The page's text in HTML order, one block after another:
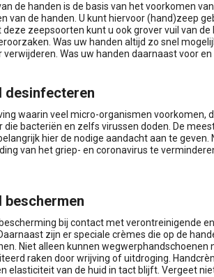
de handen is de basis van het voorkomen
van de handen. U kunt hiervoor (hand)zeep
zeepsoorten kunt u ook grover vuil van
Was uw handen altijd zo snel
Was uw handen daarnaast voor
desinfecteren
waarin veel micro-organismen voorkomen,
die bacteriën en zelfs virussen doden. De
hier de nodige aandacht aan te
van het griep- en coronavirus te
beschermen
bij contact met verontreinigende
zijn er speciale crèmes die op de
Niet alleen kunnen
raken door wrijving of uitdroging.
elasticiteit van de huid in tact blijft. Vergeet